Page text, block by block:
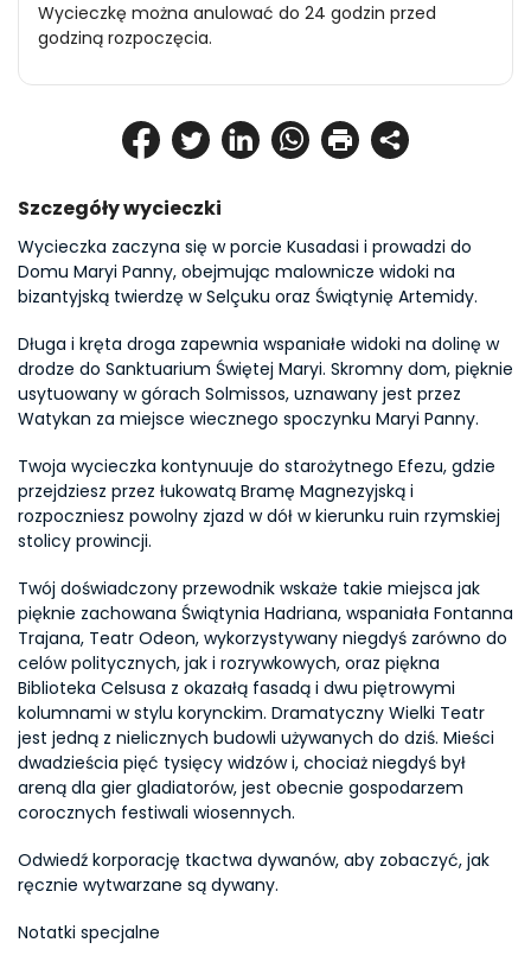
Szczegóły wycieczki
Wycieczka zaczyna się w porcie Kusadasi i prowadzi do
Domu Maryi Panny, obejmując malownicze widoki na
bizantyjską twierdzę w Selçuku oraz Świątynię Artemidy.
Długa i kręta droga zapewnia wspaniałe widoki na dolinę w
drodze do Sanktuarium Świętej Maryi. Skromny dom, pięknie
usytuowany w górach Solmissos, uznawany jest przez
Watykan za miejsce wiecznego spoczynku Maryi Panny.
Twoja wycieczka kontynuuje do starożytnego Efezu, gdzie
przejdziesz przez łukowatą Bramę Magnezyjską i
rozpoczniesz powolny zjazd w dół w kierunku ruin rzymskiej
stolicy prowincji.
Twój doświadczony przewodnik wskaże takie miejsca jak
pięknie zachowana Świątynia Hadriana, wspaniała Fontanna
Trajana, Teatr Odeon, wykorzystywany niegdyś zarówno do
celów politycznych, jak i rozrywkowych, oraz piękna
Biblioteka Celsusa z okazałą fasadą i dwu piętrowymi
kolumnami w stylu korynckim. Dramatyczny Wielki Teatr
jest jedną z nielicznych budowli używanych do dziś. Mieści
dwadzieścia pięć tysięcy widzów i, chociaż niegdyś był
areną dla gier gladiatorów, jest obecnie gospodarzem
corocznych festiwali wiosennych.
Odwiedź korporację tkactwa dywanów, aby zobaczyć, jak
ręcznie wytwarzane są dywany.
Notatki specjalne
Wycieczkę można anulować do 24 godzin przed
godziną rozpoczęcia.